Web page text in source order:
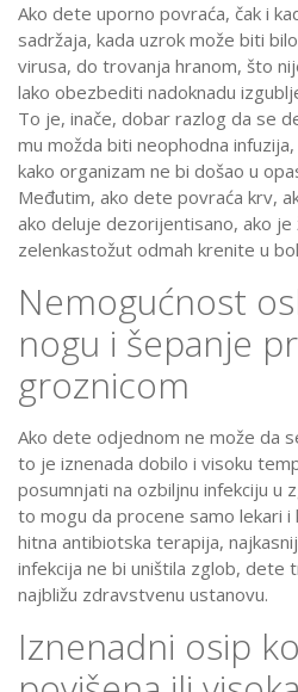
Ako dete uporno povraća, čak i
sadržaja, kada uzrok može biti
virusa, do trovanja hranom, što
lako obezbediti nadoknadu
To je, inače, dobar razlog da se
mu možda biti neophodna
kako organizam ne bi došao u
Međutim, ako dete povraća krv,
ako deluje dezorijentisano, ako je
zelenkastožut odmah krenite u
Nemogućnost
nogu i šepanje
groznicom
Ako dete odjednom ne može da
to je iznenada dobilo i visoku
posumnjati na ozbiljnu infekciju u
to mogu da procene samo lekari
hitna antibiotska terapija,
infekcija ne bi uništila zglob, dete
najbližu zdravstvenu ustanovu.
Iznenadni osip